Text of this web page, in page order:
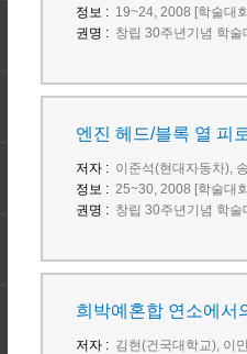
정보 : 19~24, 2008 [학술대
권명 : 창립 30주년기념 학
엔진 헤드/블록 열 피
저자 : 이준석(현대자동차),
정보 : 25~30, 2008 [학술대
권명 : 창립 30주년기념 학
희박예혼합 연소에서
저자 : 김현(건국대학교), 이